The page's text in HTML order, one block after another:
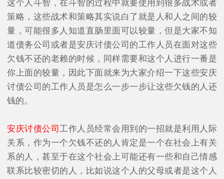
这个人斗智，在斗智的过程中就要使用到很多战术或者
策略，这些战术和策略其实说白了就是人和人之间的较
量，可能很多人知道直肠里面可以较量，但是大家不知
道债务公司或者是安庆讨债公司的工作人员在面对这些
欠钱不还的老赖的时候，同样需要和这个人进行一番是
你上面的较量，因此下面就来为大家介绍一下这些安庆
讨债公司的工作人员是怎么一步一步让这些欠钱的人还
钱的。
安庆讨债公司工作人员经常会用到的一招就是利用人际
关系，作为一个欠钱不还的人肯定是一个在社会上有关
系的人，甚至于在这个社会上可能还有一些和自己情感
联系比较密切的人，比如说这个人的父母或者是这个人